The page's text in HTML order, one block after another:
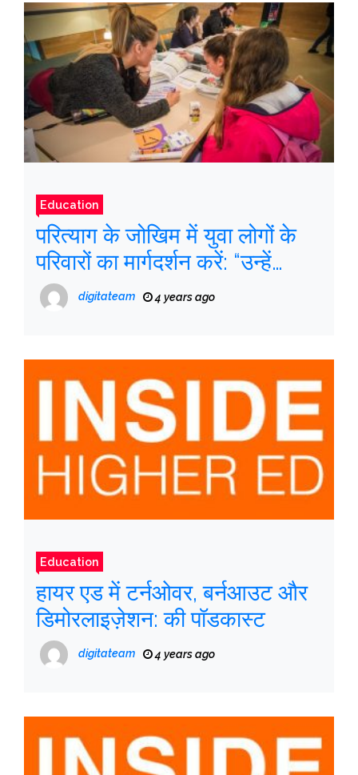
Education
परित्याग के जोखिम में युवा लोगों के
परिवारों का मार्गदर्शन करें: “उन्हें
समाधान का हिस्सा होना चाहिए,
समस्या का नहीं”
digitateam 4 years ago
Education
हायर एड में टर्नओवर, बर्नआउट और
डिमोरलाइज़ेशन: की पॉडकास्ट
digitateam 4 years ago